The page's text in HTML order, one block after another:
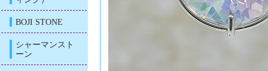
BOJI STONE
シャーマンスト
ーン